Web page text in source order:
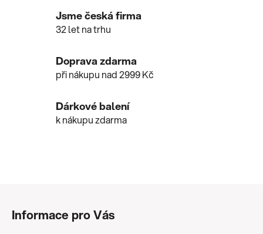
c
v
k
Jsme česká firma
32 let na trhu
Doprava zdarma
při nákupu nad 2999 Kč
Dárkové balení
k nákupu zdarma
Informace pro Vás